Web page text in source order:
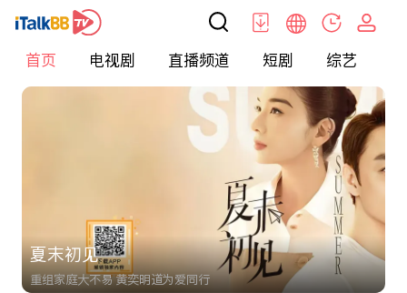
首页 电视剧 直播频道 短剧 综艺
夏末初见
重组家庭大不易 黄奕明道为爱同行